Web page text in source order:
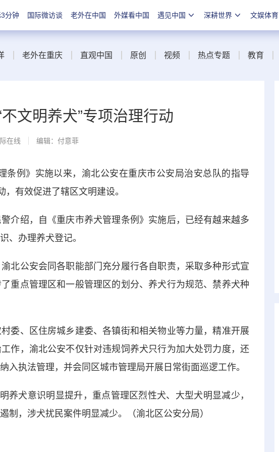
3分钟 国际微访谈 老外在中国 外媒看中国 遇见中国 深耕世界 文娱体育
老外在重庆 直观中国 原创 视频 热点专题 教育
文明养犬”专项治理行动
在线 编辑：付意菲
例》实施以来，渝北公安在重庆市公安局治安总队的指导
，有效促进了辖区文明建设。
绍，自《重庆市养犬管理条例》实施后，已经有越来越多
、办理养犬登记。
公安会同各职能部门充分履行各自职责，采取多种形式宣
重点管理区和一般管理区的划分、养犬行为规范、禁养犬种
、区住房城乡建委、各镇街和相关物业等力量，精准开展
作，渝北公安不仅针对违规饲养犬只行为加大处罚力度，还
入执法管理，并会同区城市管理局开展日常街面巡逻工作。
犬意识明显提升，重点管理区烈性犬、大型犬明显减少，
制，涉犬扰民案件明显减少。（渝北区公安分局）